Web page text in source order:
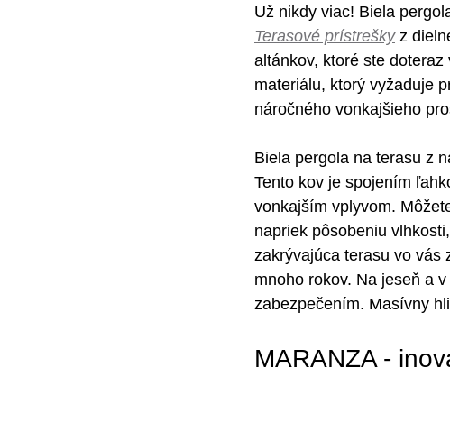
Už nikdy viac! Biela
Terasové prístrešky z
altánkov, ktoré ste
materiálu, ktorý vyžaduje
náročného vonkajšieho
Biela pergola na terasu z
Tento kov je spojením
vonkajším vplyvom.
napriek pôsobeniu
zakrývajúca terasu vo vás
mnoho rokov. Na jeseň a
zabezpečením. Masívny
MARANZA -